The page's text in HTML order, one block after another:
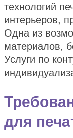
технологий
интерьеров,
Одна из
материалов,
Услуги по
для